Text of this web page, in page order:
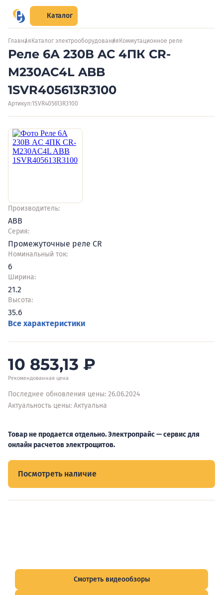
Каталог
Главная Каталог электрооборудования Коммутационное реле
Реле 6А 230В AC 4ПК CR-
M230AC4L ABB
1SVR405613R3100
Артикул:1SVR405613R3100
Производитель:
ABB
Серия:
Промежуточные реле CR
Номинальный ток:
6
Ширина:
21.2
Высота:
35.6
Все характеристики
10 853,13 ₽
Рекомендованная цена
Последнее обновления цены: 26.06.2024
Актуальность цены: Актуальна
Товар не продается отдельно. Электропрайс — сервис для
онлайн расчетов электрощитов.
Посмотреть наличие
Смотреть видеообзоры